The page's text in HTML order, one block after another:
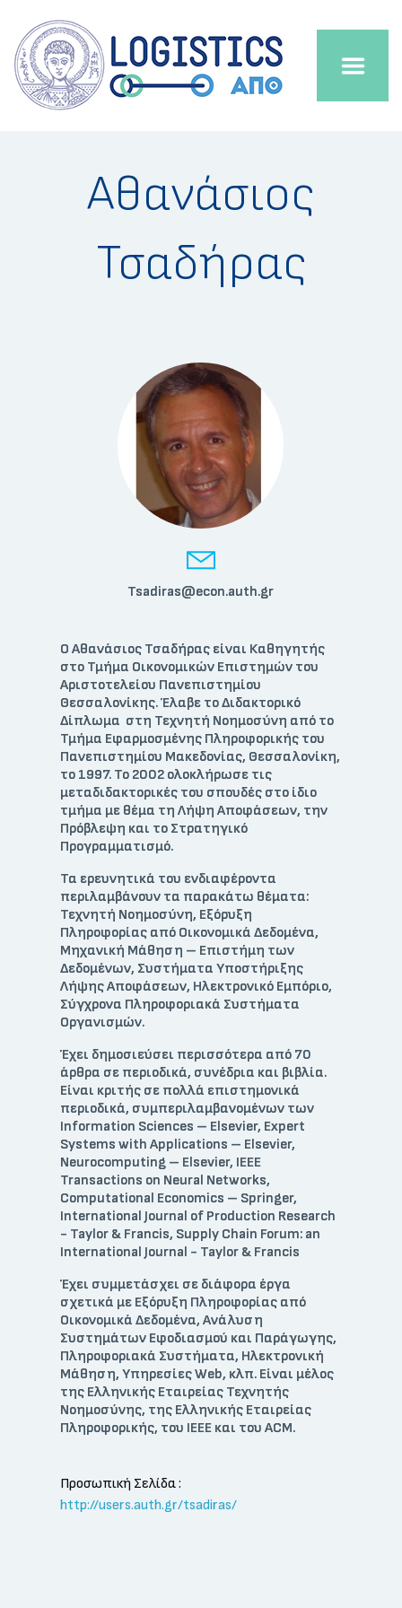
Αθανάσιος
Τσαδήρας
Tsadiras@econ.auth.gr
Ο Αθανάσιος Τσαδήρας είναι Καθηγητής
στο Τμήμα Οικονομικών Επιστημών του
Αριστοτελείου Πανεπιστημίου
Θεσσαλονίκης. Έλαβε το Διδακτορικό
Δίπλωμα στη Τεχνητή Νοημοσύνη από το
Τμήμα Εφαρμοσμένης Πληροφορικής του
Πανεπιστημίου Μακεδονίας, Θεσσαλονίκη,
το 1997. Το 2002 ολοκλήρωσε τις
μεταδιδακτορικές του σπουδές στο ίδιο
τμήμα με θέμα τη Λήψη Αποφάσεων, την
Πρόβλεψη και το Στρατηγικό
Προγραμματισμό.
Τα ερευνητικά του ενδιαφέροντα
περιλαμβάνουν τα παρακάτω θέματα:
Τεχνητή Νοημοσύνη, Εξόρυξη
Πληροφορίας από Οικονομικά Δεδομένα,
Μηχανική Μάθηση – Επιστήμη των
Δεδομένων, Συστήματα Υποστήριξης
Λήψης Αποφάσεων, Ηλεκτρονικό Εμπόριο,
Σύγχρονα Πληροφοριακά Συστήματα
Οργανισμών.
Έχει δημοσιεύσει περισσότερα από 70
άρθρα σε περιοδικά, συνέδρια και βιβλία.
Είναι κριτής σε πολλά επιστημονικά
περιοδικά, συμπεριλαμβανομένων των
Information Sciences – Elsevier, Expert
Systems with Applications – Elsevier,
Neurocomputing – Elsevier, ΙΕΕΕ
Transactions on Neural Networks,
Computational Economics – Springer,
International Journal of Production Research
- Taylor & Francis, Supply Chain Forum: an
International Journal - Taylor & Francis
Έχει συμμετάσχει σε διάφορα έργα
σχετικά με Εξόρυξη Πληροφορίας από
Οικονομικά Δεδομένα, Ανάλυση
Συστημάτων Εφοδιασμού και Παράγωγης,
Πληροφοριακά Συστήματα, Ηλεκτρονική
Μάθηση, Υπηρεσίες Web, κλπ. Είναι μέλος
της Ελληνικής Εταιρείας Τεχνητής
Νοημοσύνης, της Ελληνικής Εταιρείας
Πληροφορικής, του IEEE και του ACM.
Προσωπική Σελίδα:
http://users.auth.gr/tsadiras/